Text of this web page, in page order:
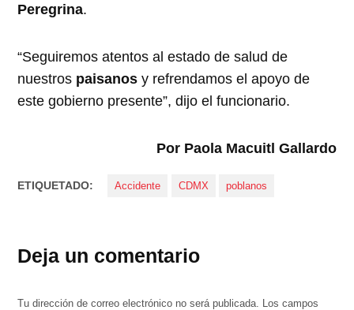
Peregrina.
“Seguiremos atentos al estado de salud de
nuestros paisanos y refrendamos el apoyo de
este gobierno presente”, dijo el funcionario.
Por Paola Macuitl Gallardo
ETIQUETADO: Accidente CDMX poblanos
Deja un comentario
Tu dirección de correo electrónico no será publicada. Los campos